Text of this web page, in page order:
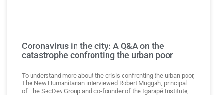
Coronavirus in the city: A Q&A on the
catastrophe confronting the urban poor
To understand more about the crisis confronting the urban poor,
The New Humanitarian interviewed Robert Muggah, principal
of The SecDev Group and co-founder of the Igarapé Institute,